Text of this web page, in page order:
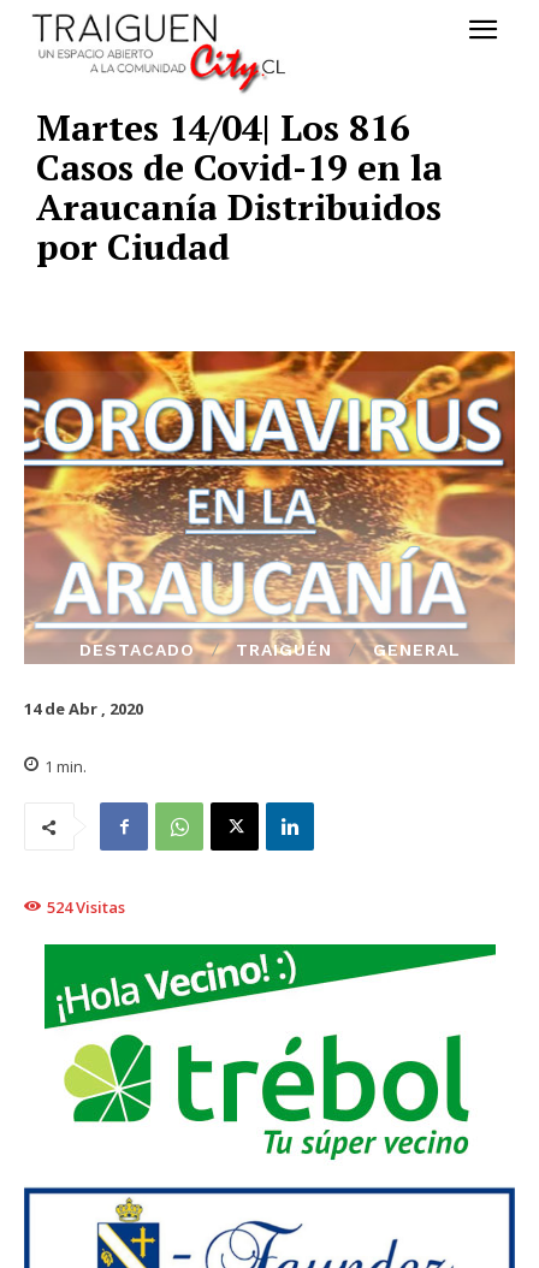
Martes 14/04| Los 816
Casos de Covid-19 en la
Araucanía Distribuidos
por Ciudad
DESTACADO TRAIGUÉN GENERAL
14 de Abr , 2020
1 min.
524Visitas